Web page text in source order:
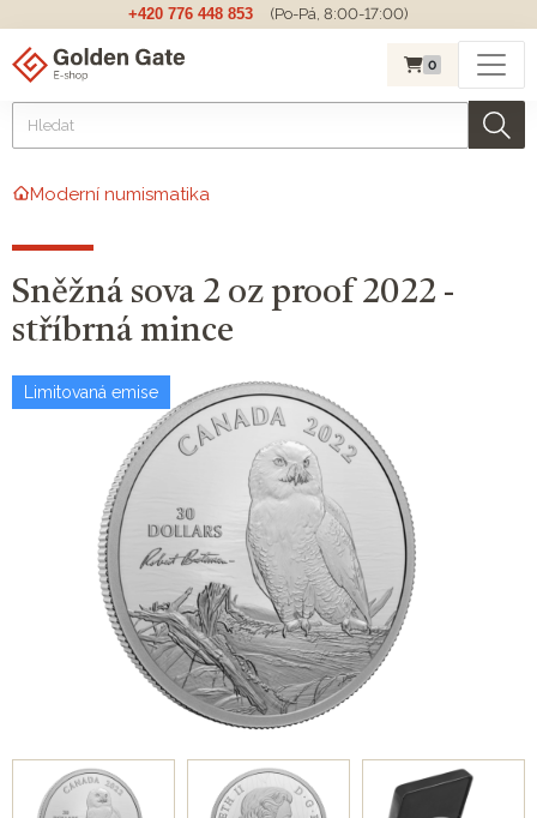
+420 776 448 853 (Po-Pá, 8:00-17:00)
0
Moderní numismatika
Sněžná sova 2 oz proof 2022 -
stříbrná mince
Limitovaná emise